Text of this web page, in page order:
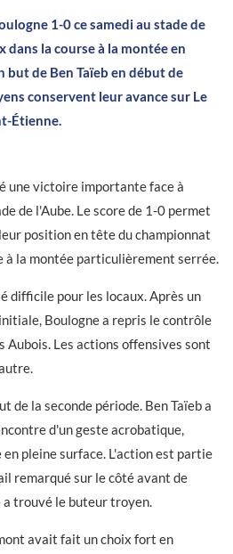
1-0 ce samedi au stade de
dans la course à la montée en
but de Ben Taïeb en début de
conservent leur avance sur Le
Étienne.
une victoire importante face à
de l'Aube. Le score de 1-0 permet
position en tête du championnat
à la montée particulièrement serrée.
difficile pour les locaux. Après un
Boulogne a repris le contrôle
Aubois. Les actions offensives sont
de la seconde période. Ben Taïeb a
d'un geste acrobatique,
pleine surface. L'action est partie
remarqué sur le côté avant de
trouvé le buteur troyen.
avait fait un choix fort en